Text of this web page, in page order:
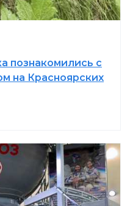
познакомились с
на Красноярских